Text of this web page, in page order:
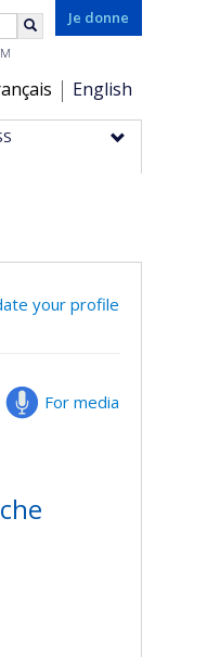
Je donne
English
your profile
For media